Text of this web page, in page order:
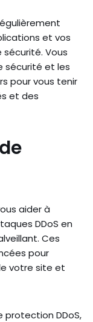
et vos
Vous
sécurité et les
pour vous tenir
et des
aider à
DDoS en
Ces
pour
votre site et
protection DDoS,